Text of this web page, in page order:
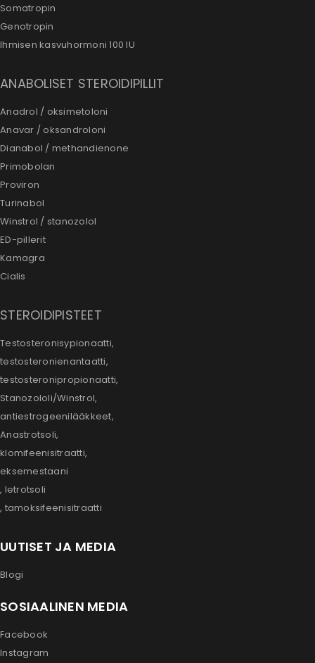
Somatropin
Genotropin
Ihmisen kasvuhormoni 100 IU
ANABOLISET STEROIDIPILLIT
Anadrol / oksimetoloni
Anavar / oksandroloni
Dianabol / methandienone
Primobolan
Proviron
Turinabol
Winstrol / stanozolol
ED-pillerit
Kamagra
Cialis
STEROIDIPISTEET
Testosteronisypionaatti,
testosteronienantaatti,
testosteronipropionaatti,
Stanozololi/Winstrol,
antiestrogeenilääkkeet,
Anastrotsoli,
klomifeenisitraatti,
eksemestaani
, letrotsoli
, tamoksifeenisitraatti
UUTISET JA MEDIA
Blogi
SOSIAALINEN MEDIA
Facebook
Instagram